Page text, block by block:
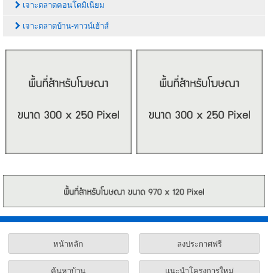
เจาะตลาดคอนโดมิเนียม
เจาะตลาดบ้าน-ทาวน์เฮ้าส์
หน้าหลัก ลงประกาศฟรี
ค้นหาบ้าน แนะนำโครงการใหม่